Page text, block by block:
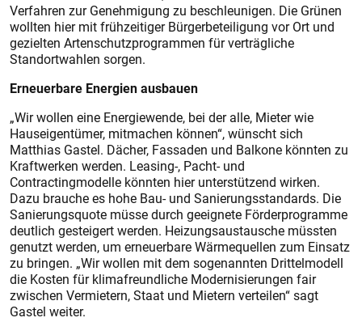
Verfahren zur Genehmigung zu beschleunigen. Die Grünen
wollten hier mit frühzeitiger Bürgerbeteiligung vor Ort und
gezielten Artenschutzprogrammen für verträgliche
Standortwahlen sorgen.
Erneuerbare Energien ausbauen
„Wir wollen eine Energiewende, bei der alle, Mieter wie
Hauseigentümer, mitmachen können“, wünscht sich
Matthias Gastel. Dächer, Fassaden und Balkone könnten zu
Kraftwerken werden. Leasing-, Pacht- und
Contractingmodelle könnten hier unterstützend wirken.
Dazu brauche es hohe Bau- und Sanierungsstandards. Die
Sanierungsquote müsse durch geeignete Förderprogramme
deutlich gesteigert werden. Heizungsaustausche müssten
genutzt werden, um erneuerbare Wärmequellen zum Einsatz
zu bringen. „Wir wollen mit dem sogenannten Drittelmodell
die Kosten für klimafreundliche Modernisierungen fair
zwischen Vermietern, Staat und Mietern verteilen“ sagt
Gastel weiter.